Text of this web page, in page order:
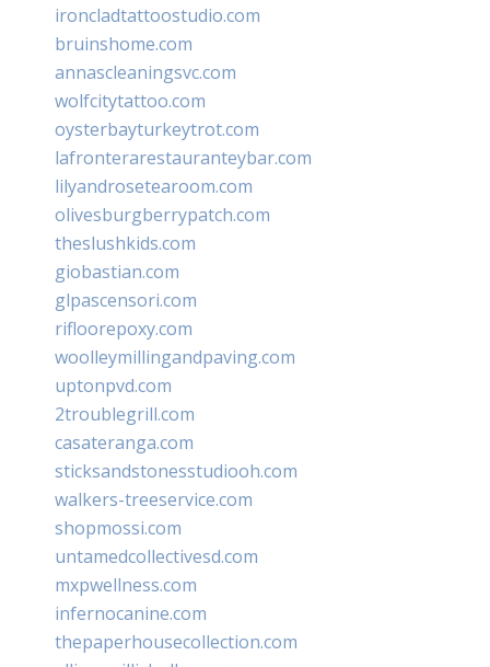
ironcladtattoostudio.com
bruinshome.com
annascleaningsvc.com
wolfcitytattoo.com
oysterbayturkeytrot.com
lafronterarestauranteybar.com
lilyandrosetearoom.com
olivesburgberrypatch.com
theslushkids.com
giobastian.com
glpascensori.com
rifloorepoxy.com
woolleymillingandpaving.com
uptonpvd.com
2troublegrill.com
casateranga.com
sticksandstonesstudiooh.com
walkers-treeservice.com
shopmossi.com
untamedcollectivesd.com
mxpwellness.com
infernocanine.com
thepaperhousecollection.com